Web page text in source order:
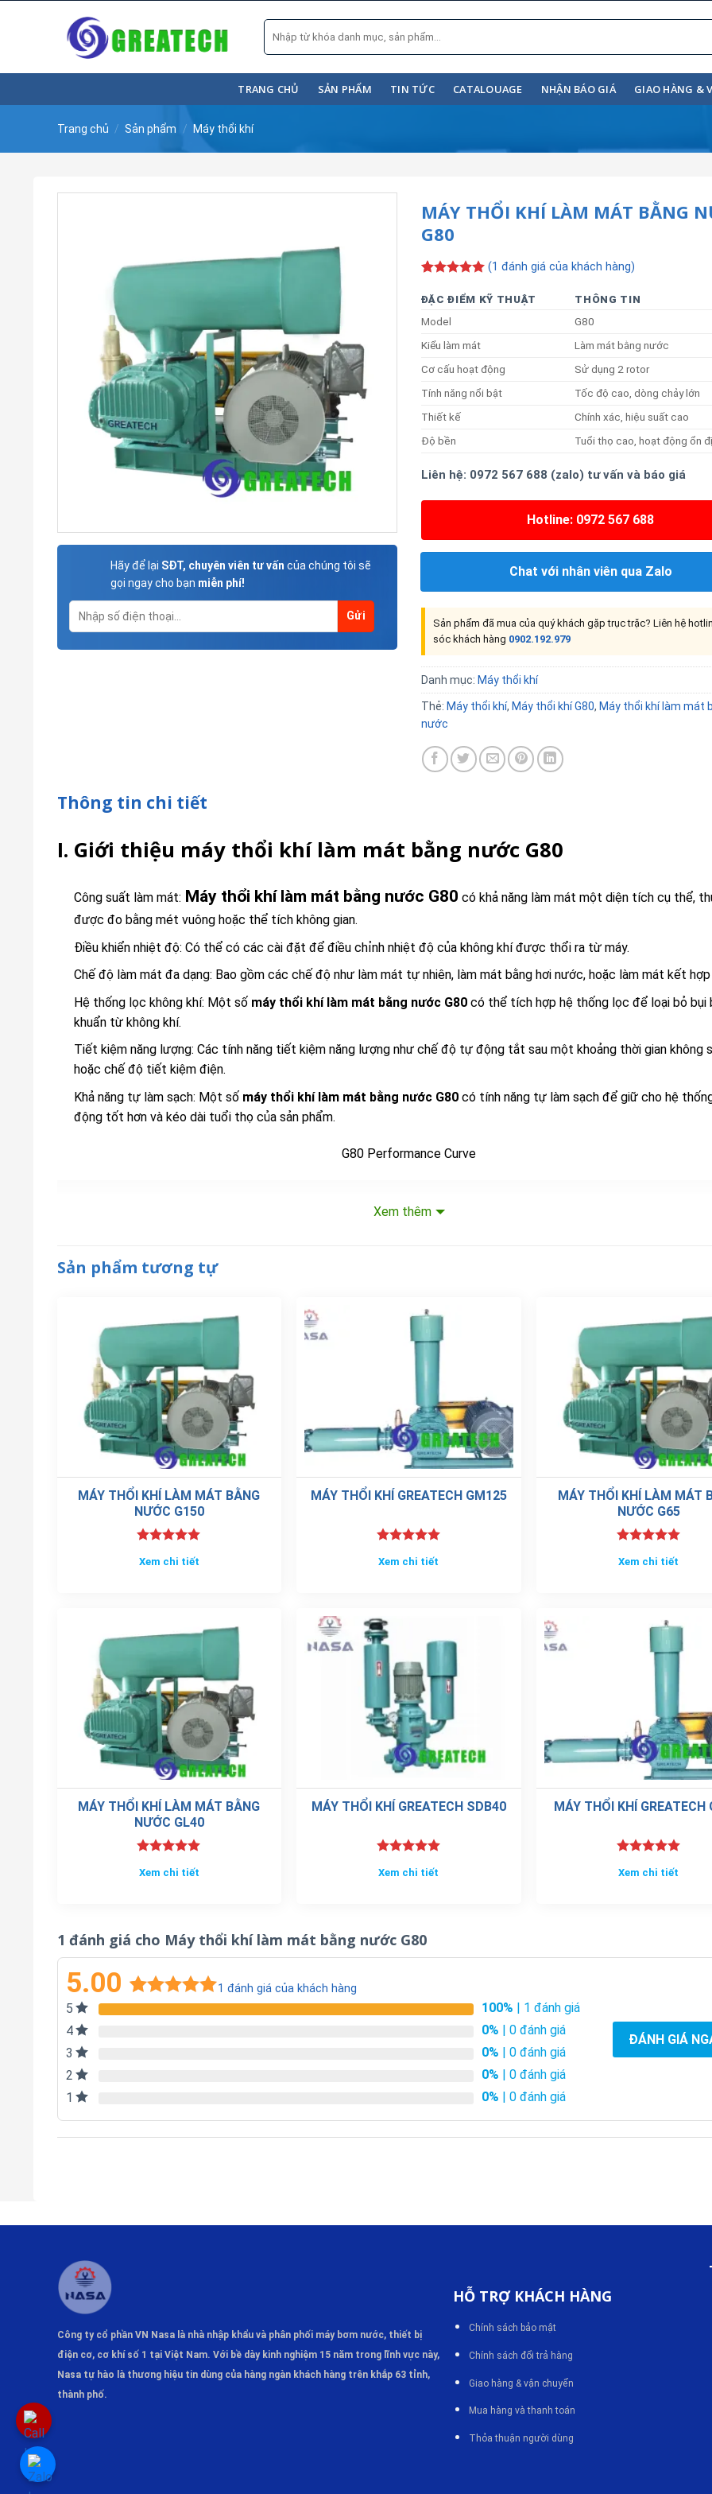
Tìm
kiếm:
TRANG CHỦ SẢN PHẨM TIN TỨC CATALOUAGE NHẬN BÁO GIÁ GIAO HÀNG &
Trang chủ / Sản phẩm / Máy thổi khí
Hãy để lại SĐT, chuyên viên tư vấn của chúng tôi sẽ
gọi ngay cho bạn miễn phí!
MÁY THỔI KHÍ LÀM MÁT BẰNG
G80
dựa trên
(1 đánh giá của khách hàng)
ĐẶC ĐIỂM KỸ THUẬT
THÔNG TIN
Model
G80
Kiểu làm mát
Làm mát bằng nước
Cơ cấu hoạt động
Sử dụng 2 rotor
Tính năng nổi bật
Tốc độ cao, dòng chảy lớn
Thiết kế
Chính xác, hiệu suất cao
Độ bền
Tuổi thọ cao, hoạt động ổn
Liên hệ: 0972 567 688 (zalo) tư vấn và báo giá
Hotline: 0972 567 688
Chat với nhân viên qua Zalo
Sản phẩm đã mua của quý khách gặp trục trặc? Liên hệ
sóc khách hàng 0902.192.979
Danh mục: Máy thổi khí
Thẻ: Máy thổi khí, Máy thổi khí G80, Máy thổi khí làm mát
nước
Thông tin chi tiết
I. Giới thiệu máy thổi khí làm mát bằng nước G80
Công suất làm mát: Máy thổi khí làm mát bằng nước G80 có khả năng làm mát một diện tích cụ thể,
được đo bằng mét vuông hoặc thể tích không gian.
Điều khiển nhiệt độ: Có thể có các cài đặt để điều chỉnh nhiệt độ của không khí được thổi ra từ máy.
Chế độ làm mát đa dạng: Bao gồm các chế độ như làm mát tự nhiên, làm mát bằng hơi nước, hoặc làm mát kết
Hệ thống lọc không khí: Một số máy thổi khí làm mát bằng nước G80có thể tích hợp hệ thống lọc để loại bỏ bụi
khuẩn từ không khí.
Tiết kiệm năng lượng: Các tính năng tiết kiệm năng lượng như chế độ tự động tắt sau một khoảng thời gian không
hoặc chế độ tiết kiệm điện.
Khả năng tự làm sạch: Một số máy thổi khí làm mát bằng nước G80có tính năng tự làm sạch để giữ cho hệ
động tốt hơn và kéo dài tuổi thọ của sản phẩm.
G80 Performance Curve
Xem thêm
Sản phẩm tương tự
MÁY THỔI KHÍ LÀM MÁT BẰNG
NƯỚC G150
hạng5.00
Xem chi tiết
MÁY THỔI KHÍ GREATECH GM125
hạng5.00
Xem chi tiết
MÁY THỔI KHÍ LÀM MÁT
NƯỚC G65
hạng5.00
Xem chi tiết
MÁY THỔI KHÍ LÀM MÁT BẰNG
NƯỚC GL40
hạng5.00
Xem chi tiết
MÁY THỔI KHÍ GREATECH SDB40
hạng5.00
Xem chi tiết
MÁY THỔI KHÍ GREATECH
hạng5.00
Xem chi tiết
1 đánh giá cho Máy thổi khí làm mát bằng nước G80
5.00 1 đánh giá của khách hàng
5 100% | 1 đánh giá
4
0% | 0 đánh giá
3
0% | 0 đánh giá
2
0% | 0 đánh giá
1
0% | 0 đánh giá
ĐÁNH GIÁ
Công ty cổ phần VN Nasa là nhà nhập khẩu và phân phối máy bơm nước, thiết bị
điện cơ, cơ khí số 1 tại Việt Nam. Với bề dày kinh nghiệm 15 năm trong lĩnh vực này,
Nasa tự hào là thương hiệu tin dùng của hàng ngàn khách hàng trên khắp 63 tỉnh,
thành phố.
HỖ TRỢ KHÁCH HÀNG
Chính sách bảo mật
Chính sách đổi trả hàng
Giao hàng & vận chuyển
Mua hàng và thanh toán
Thỏa thuận người dùng